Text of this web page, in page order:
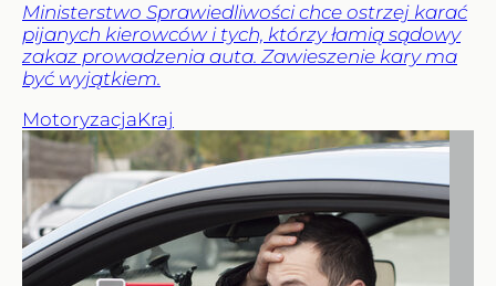
Ministerstwo Sprawiedliwości chce ostrzej karać
pijanych kierowców i tych, którzy łamią sądowy
zakaz prowadzenia auta. Zawieszenie kary ma
być wyjątkiem.
MotoryzacjaKraj